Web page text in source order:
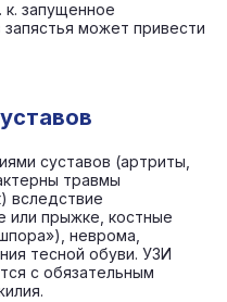
к. запущенное
может привести
суставов (артриты,
травмы
вследствие
или прыжке, костные
неврома,
тесной обуви. УЗИ
с обязательным